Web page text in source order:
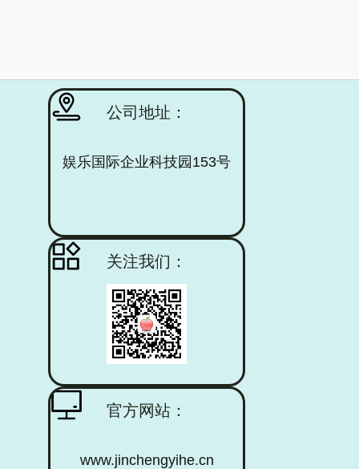
公司地址：
娱乐国际企业科技园153号
关注我们：
官方网站：
www.jinchengyihe.cn